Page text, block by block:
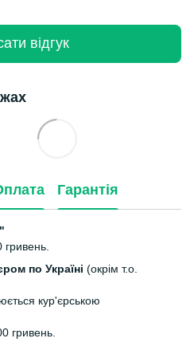
відгук
Гарантія
гривень.
по Україні (окрім т.о.
кур'єрською
гривень.